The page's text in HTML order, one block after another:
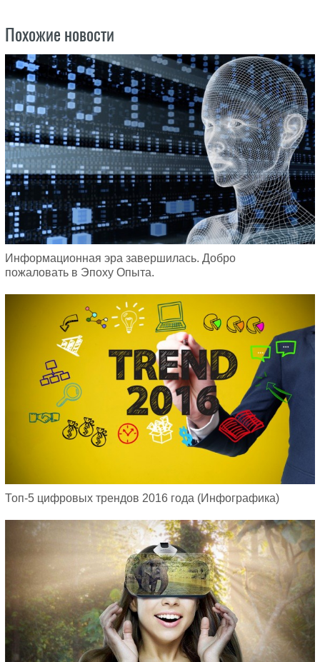
Похожие новости
Информационная эра завершилась. Добро
пожаловать в Эпоху Опыта.
Топ-5 цифровых трендов 2016 года (Инфографика)